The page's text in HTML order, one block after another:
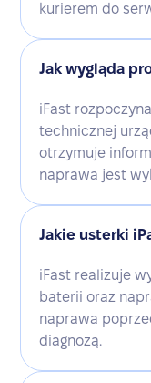
kurierem do
Jak wygląda
iFast
technicznej
otrzymuje
naprawa jest
Jakie usterki
iFast realizuje
baterii oraz
naprawa
diagnozą.